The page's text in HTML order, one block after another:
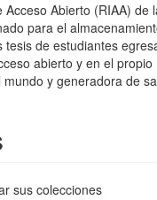
Abierto (RIAA)
para el
de estudiantes
abierto y en el
y generadora de
sus colecciones